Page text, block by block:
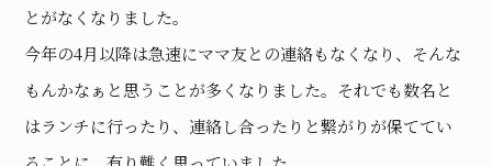
とがなくなりました。
今年の4月以降は急速にママ友との連絡もなくなり、そんな
もんかなぁと思うことが多くなりました。それでも数名と
はランチに行ったり、連絡し合ったりと繋がりが保ててい